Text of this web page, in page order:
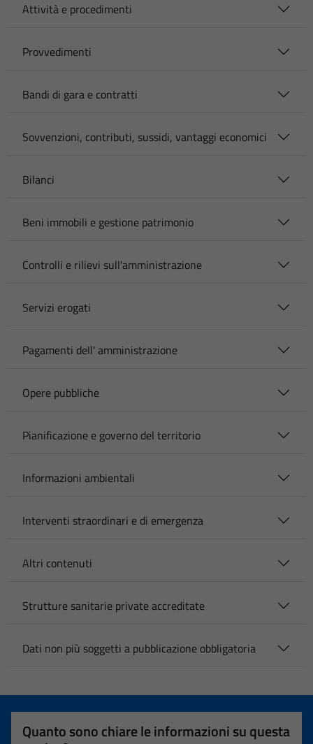
Attività e procedimenti
Provvedimenti
Bandi di gara e contratti
Sovvenzioni, contributi, sussidi, vantaggi economici
Bilanci
Beni immobili e gestione patrimonio
Controlli e rilievi sull'amministrazione
Servizi erogati
Pagamenti dell' amministrazione
Opere pubbliche
Pianificazione e governo del territorio
Informazioni ambientali
Interventi straordinari e di emergenza
Altri contenuti
Strutture sanitarie private accreditate
Dati non più soggetti a pubblicazione obbligatoria
Quanto sono chiare le informazioni su questa